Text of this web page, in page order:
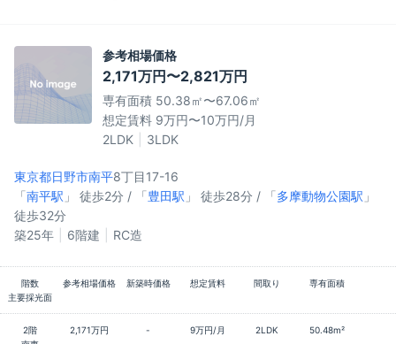
参考相場価格
2,171万円〜2,821万円
専有面積 50.38㎡〜67.06㎡
想定賃料 9万円〜10万円/月
2LDK
3LDK
東京都日野市南平8丁目17-16
「南平駅 」 徒歩2分 / 「豊田駅 」 徒歩28分 / 「多摩動物公園駅 」
徒歩32分
築25年
6階建 RC造
階数 参考相場価格 新築時価格 想定賃料 間取り
専有面積
主要採光面
2階 2,171万円 - 9万円/月 2LDK
50.48m²